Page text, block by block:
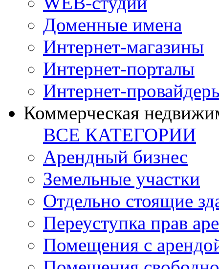
Доменные имена
Интернет-магазины
Интернет-порталы
Интернет-
Коммерческая
ВСЕ КАТЕГОРИИ
Арендный бизнес
Земельные участки
Отдельно стоящие
Переуступка прав
Помещения с